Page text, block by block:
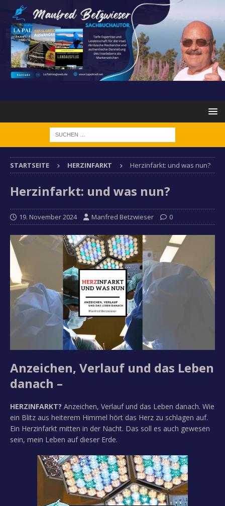
STARTSEITE HERZINFARKT Herzinfarkt: und was nun?
Herzinfarkt: und was nun?
19. November 2024 Manfred Betzwieser 0
Anzeichen, Verlauf und das Leben
danach –
HERZINFARKT? Anzeichen, Verlauf und das Leben danach. Wie
ein Blitz aus heiterem Himmel hört das Herz zu schlagen auf.
Ein Herzinfarkt mitten in der Nacht. Das soll es auch gewesen
sein, mein Leben auf dieser Erde.